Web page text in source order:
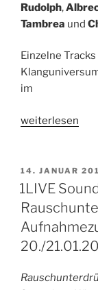
Rudolph,
Tambrea und
Einzelne
im
„Hörspieltipp:
wittmann/
16.01.2019,
20:00
–
21:06
Uhr“
weiterlesen
AM
14. JANUAR
1LIVE
20./